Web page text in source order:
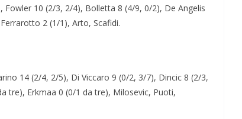
Fowler 10 (2/3, 2/4), Bolletta 8 (4/9, 0/2), De Angelis
2 (1/1), Arto, Scafidi.
14 (2/4, 2/5), Di Viccaro 9 (0/2, 3/7), Dincic 8 (2/3,
tre), Erkmaa 0 (0/1 da tre), Milosevic, Puoti,